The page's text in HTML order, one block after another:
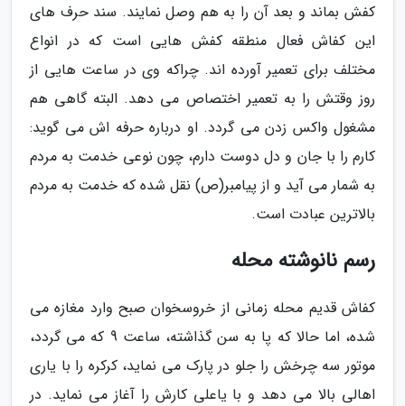
کفش بماند و بعد آن را به هم وصل نمایند. سند حرف های
این کفاش فعال منطقه کفش هایی است که در انواع
مختلف برای تعمیر آورده اند. چراکه وی در ساعت هایی از
روز وقتش را به تعمیر اختصاص می دهد. البته گاهی هم
مشغول واکس زدن می گردد. او درباره حرفه اش می گوید:
کارم را با جان و دل دوست دارم، چون نوعی خدمت به مردم
به شمار می آید و از پیامبر(ص) نقل شده که خدمت به مردم
بالاترین عبادت است.
رسم نانوشته محله
کفاش قدیم محله زمانی از خروسخوان صبح وارد مغازه می
شده، اما حالا که پا به سن گذاشته، ساعت 9 که می گردد،
موتور سه چرخش را جلو در پارک می نماید، کرکره را با یاری
اهالی بالا می دهد و با یاعلی کارش را آغاز می نماید. در